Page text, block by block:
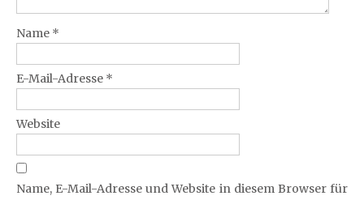
Name *
E-Mail-Adresse *
Website
Name, E-Mail-Adresse und Website in diesem Browser für